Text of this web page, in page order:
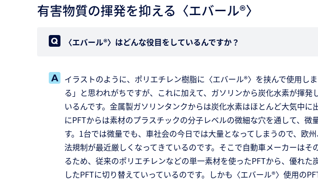
有害物質の揮発を抑える〈エバール®〉
〈エバール®〉はどんな役目をしているんですか？
イラストのように、ポリエチレン樹脂に〈エバール®〉を挟んで使用し
る」と思われがちですが、これに加えて、ガソリンから炭化水素が揮
いるんです。金属製ガソリンタンクからは炭化水素はほとんど大気中
にPFTからは素材のプラスチックの分子レベルの微細な穴を通して、微
す。1台では微量でも、車社会の今日では大量となってしまうので、欧
法規制が最近厳しくなってきているのです。そこで自動車メーカーは
るため、従来のポリエチレンなどの単一素材を使ったPFTから、優れた
したPFTに切り替えていっているのです。しかも〈エバール®〉使用の